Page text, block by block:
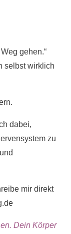
gehen.“
selbst wirklich
dabei,
zu
mir direkt
Dein Körper